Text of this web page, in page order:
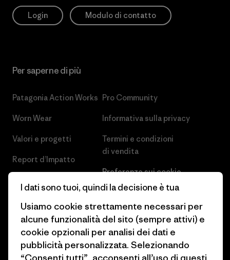
Login Modulo di contatto
Per saperne di più
Patagonia Action Works
Worn Wear
Valori e progetti
Report d’Impatto
Obiettivi climatici
1% For The Planet
Come finanziamo
Pro Community
Informativa sulla privacy
Termini e condizioni
di vendita
Preferenze sui cookie
Lavora con noi
Stampa e media
Industry program
Programma di affiliazione
I dati sono tuoi, quindi la decisione è tua
Usiamo cookie strettamente necessari per
alcune funzionalità del sito (sempre attivi) e
cookie opzionali per analisi dei dati e
pubblicità personalizzata. Selezionando